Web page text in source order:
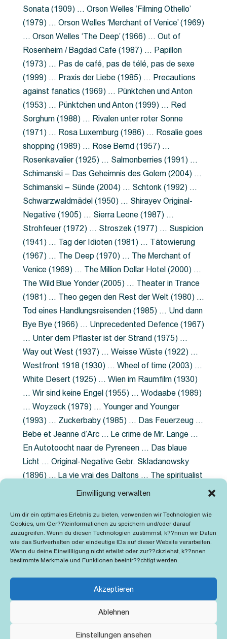
Einwilligung verwalten
Um dir ein optimales Erlebnis zu bieten, verwenden wir Technologien wie
Cookies, um Ger??teinformationen zu speichern und/oder darauf
zuzugreifen. Wenn du diesen Technologien zustimmst, k??nnen wir Daten
wie das Surfverhalten oder eindeutige IDs auf dieser Website verarbeiten.
Wenn du deine Einwillligung nicht erteilst oder zur??ckziehst, k??nnen
bestimmte Merkmale und Funktionen beeintr??chtigt werden.
Akzeptieren
Ablehnen
Einstellungen ansehen
Sonata (1909) … Orson Welles ‘Filming Othello’
(1979) … Orson Welles ‘Merchant of Venice’ (1969)
… Orson Welles ‘The Deep’ (1966) … Out of
Rosenheim / Bagdad Cafe (1987) … Papillon
(1973) … Pas de café, pas de télé, pas de sexe
(1999) … Praxis der Liebe (1985) … Precautions
against fanatics (1969) … Pünktchen und Anton
(1953) … Pünktchen und Anton (1999) … Red
Sorghum (1988) … Rivalen unter roter Sonne
(1971) … Rosa Luxemburg (1986) … Rosalie goes
shopping (1989) … Rose Bernd (1957) …
Rosenkavalier (1925) … Salmonberries (1991) …
Schimanski – Das Geheimnis des Golem (2004) …
Schimanski – Sünde (2004) … Schtonk (1992) …
Schwarzwaldmädel (1950) … Shirayev Original-
Negative (1905) … Sierra Leone (1987) …
Strohfeuer (1972) … Stroszek (1977) … Suspicion
(1941) … Tag der Idioten (1981) … Tätowierung
(1967) … The Deep (1970) … The Merchant of
Venice (1969) … The Million Dollar Hotel (2000) …
The Wild Blue Yonder (2005) … Theater in Trance
(1981) … Theo gegen den Rest der Welt (1980) …
Tod eines Handlungsreisenden (1985) … Und dann
Bye Bye (1966) … Unprecedented Defence (1967)
… Unter dem Pflaster ist der Strand (1975) …
Way out West (1937) … Weisse Wüste (1922) …
Westfront 1918 (1930) … Wheel of time (2003) …
White Desert (1925) … Wien im Raumfilm (1930)
… Wir sind keine Engel (1955) … Wodaabe (1989)
… Woyzeck (1979) … Younger and Younger
(1993) … Zuckerbaby (1985) … Das Feuerzeug …
Bebe et Jeanne d’Arc … Le crime de Mr. Lange …
En Autotoocht naar de Pyreneen … Das blaue
Licht … Original-Negative Gebr. Skladanowsky
(1896) … La vie vrai des Daltons … The spiritualist
photographer … Feuer im Fjord … The Song of the
Grubenlampe … Tolstoy … Grün ist die Heide …
Lady Hamilton … Mütter verzaget nicht …
Ruttmann Werbefilme